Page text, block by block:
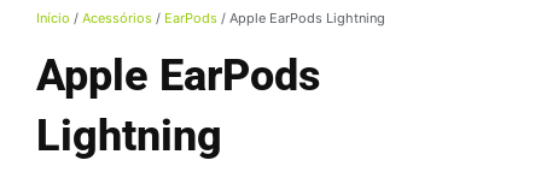
Início / Acessórios / EarPods / Apple EarPods Lightning
Apple EarPods
Lightning